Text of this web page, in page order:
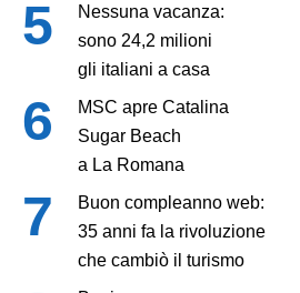
Nessuna vacanza:
sono 24,2 milioni
gli italiani a casa
MSC apre Catalina
Sugar Beach
a La Romana
Buon compleanno web:
35 anni fa la rivoluzione
che cambiò il turismo